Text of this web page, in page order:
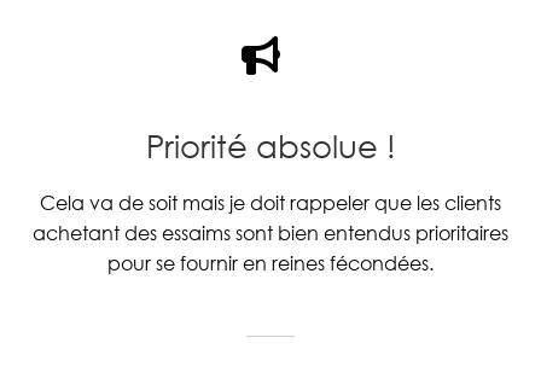
Priorité absolue !
Cela va de soit mais je doit rappeler que les clients
achetant des essaims sont bien entendus prioritaires
pour se fournir en reines fécondées.